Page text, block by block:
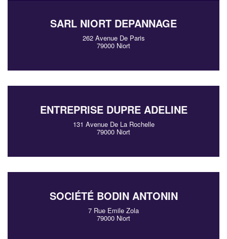
SARL NIORT DEPANNAGE
262 Avenue De Paris
79000 Niort
ENTREPRISE DUPRE ADELINE
131 Avenue De La Rochelle
79000 Niort
SOCIÉTÉ BODIN ANTONIN
7 Rue Emile Zola
79000 Niort